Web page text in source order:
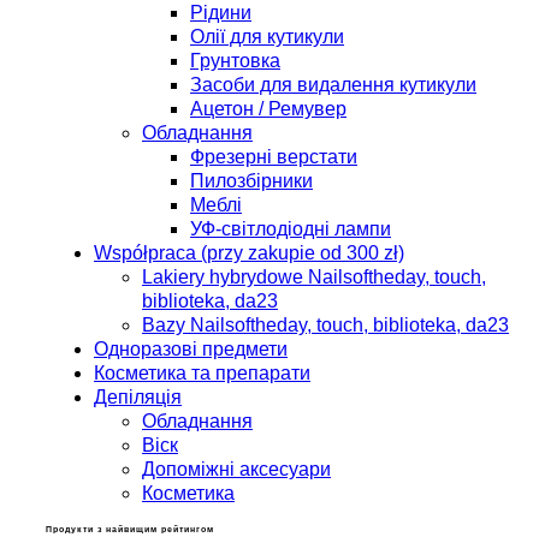
Рідини
Олії для кутикули
Грунтовка
Засоби для видалення кутикули
Ацетон / Ремувер
Обладнання
Фрезерні верстати
Пилозбірники
Меблі
УФ-світлодіодні лампи
Współpraca (przy zakupie od 300 zł)
Lakiery hybrydowe Nailsoftheday, touch,
biblioteka, da23
Bazy Nailsoftheday, touch, biblioteka, da23
Одноразові предмети
Косметика та препарати
Депіляція
Обладнання
Віск
Допоміжні аксесуари
Косметика
Продукти з найвищим рейтингом